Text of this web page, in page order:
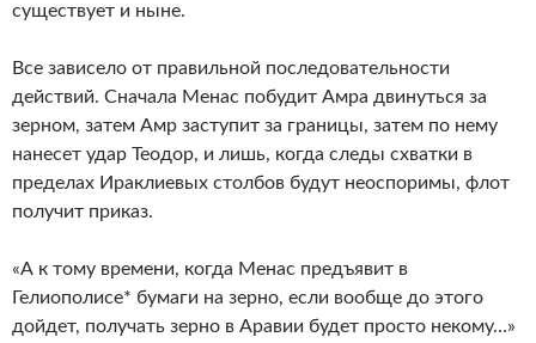
существует и ныне.
Все зависело от правильной последовательности
действий. Сначала Менас побудит Амра двинуться за
зерном, затем Амр заступит за границы, затем по нему
нанесет удар Теодор, и лишь, когда следы схватки в
пределах Ираклиевых столбов будут неоспоримы, флот
получит приказ.
«А к тому времени, когда Менас предъявит в
Гелиополисе* бумаги на зерно, если вообще до этого
дойдет, получать зерно в Аравии будет просто некому…»